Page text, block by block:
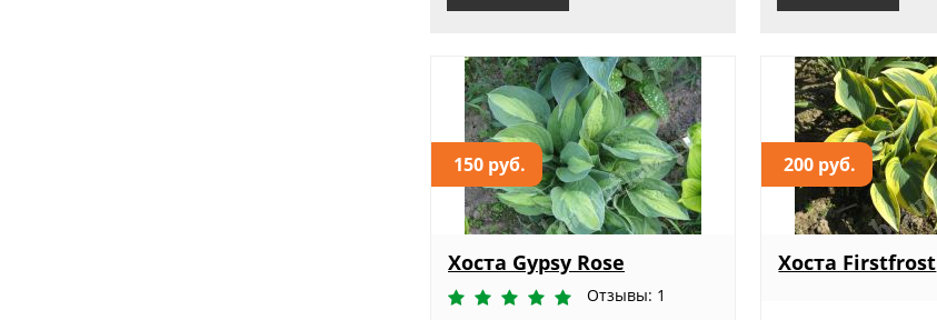
150 руб.
Хоста Gypsy Rose
Отзывы: 1
200 руб.
Хоста Firstfrost